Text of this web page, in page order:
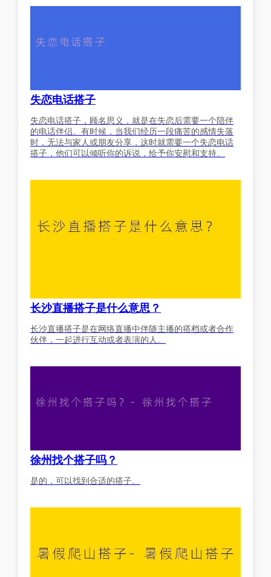
失恋电话搭子
失恋电话搭子，顾名思义，就是在失恋后需要一个陪伴
的电话伴侣。有时候，当我们经历一段痛苦的感情失落
时，无法与家人或朋友分享，这时就需要一个失恋电话
搭子，他们可以倾听你的诉说，给予你安慰和支持。
长沙直播搭子是什么意思？
长沙直播搭子是在网络直播中伴随主播的搭档或者合作
伙伴，一起进行互动或者表演的人。
徐州找个搭子吗？
是的，可以找到合适的搭子。